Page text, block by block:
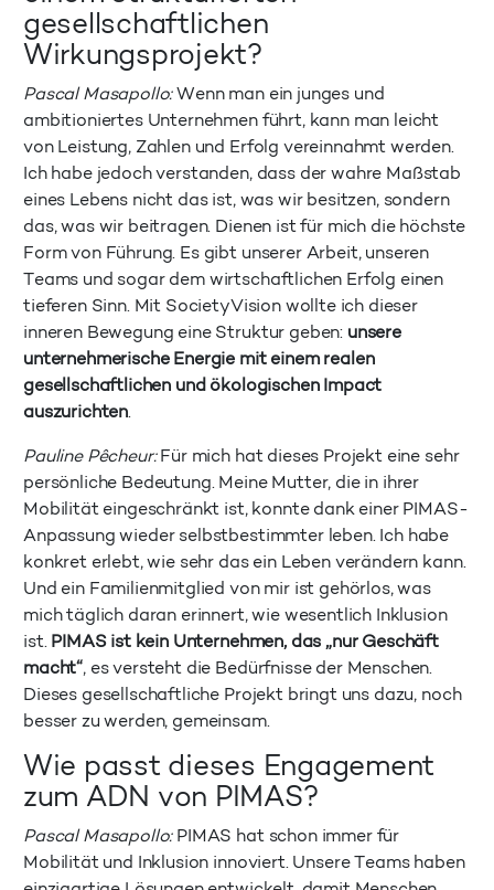
gesellschaftlichen
Wirkungsprojekt?
Pascal Masapollo:Wenn man ein junges und
ambitioniertes Unternehmen führt, kann man leicht
von Leistung, Zahlen und Erfolg vereinnahmt werden.
Ich habe jedoch verstanden, dass der wahre Maßstab
eines Lebens nicht das ist, was wir besitzen, sondern
das, was wir beitragen. Dienen ist für mich die höchste
Form von Führung. Es gibt unserer Arbeit, unseren
Teams und sogar dem wirtschaftlichen Erfolg einen
tieferen Sinn. Mit SocietyVision wollte ich dieser
inneren Bewegung eine Struktur geben: unsere
unternehmerische Energie mit einem realen
gesellschaftlichen und ökologischen Impact
auszurichten.
Pauline Pêcheur:Für mich hat dieses Projekt eine sehr
persönliche Bedeutung. Meine Mutter, die in ihrer
Mobilität eingeschränkt ist, konnte dank einer PIMAS-
Anpassung wieder selbstbestimmter leben. Ich habe
konkret erlebt, wie sehr das ein Leben verändern kann.
Und ein Familienmitglied von mir ist gehörlos, was
mich täglich daran erinnert, wie wesentlich Inklusion
ist. PIMAS ist kein Unternehmen, das „nur Geschäft
macht“, es versteht die Bedürfnisse der Menschen.
Dieses gesellschaftliche Projekt bringt uns dazu, noch
besser zu werden, gemeinsam.
Wie passt dieses Engagement
zum ADN von PIMAS?
Pascal Masapollo:PIMAS hat schon immer für
Mobilität und Inklusion innoviert. Unsere Teams haben